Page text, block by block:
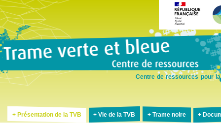
Centre de ressources pour
Présentation de la TVB Vie de la TVB Trame noire